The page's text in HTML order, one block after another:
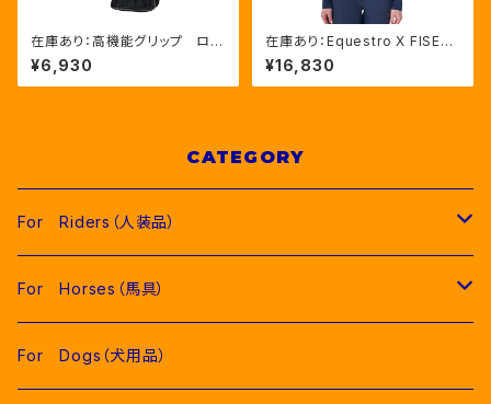
在庫あり：高機能グリップ ロゴ
入りライディンググローブ ３色
（ETU03017）
¥6,930
在庫あり：Equestro X FISE
Women's 長袖トレーニング
シャツ ネイビー（LFETW000
64）
¥16,830
CATEGORY
For Riders（人装品）
Men（男性用衣類）
Competition Jackets（競技用ジャケット）
Women（女性用衣類）
For Horses（馬具）
Pads（ゼッケン、パッド類）
For Dogs（犬用品）